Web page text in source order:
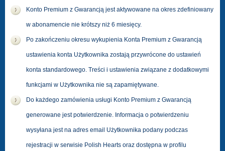
Konto Premium z Gwarancją jest aktywowane na okres zdefiniowany
w abonamencie nie krótszy niż 6 miesięcy.
Po zakończeniu okresu wykupienia Konta Premium z Gwarancją
ustawienia konta Użytkownika zostają przywrócone do ustawień
konta standardowego. Treści i ustawienia związane z dodatkowymi
funkcjami w Użytkownika nie są zapamiętywane.
Do każdego zamówienia usługi Konto Premium z Gwarancją
generowane jest potwierdzenie. Informacja o potwierdzeniu
wysyłana jest na adres e­mail Użytkownika podany podczas
rejestracji w serwisie Polish Hearts oraz dostępna w profilu